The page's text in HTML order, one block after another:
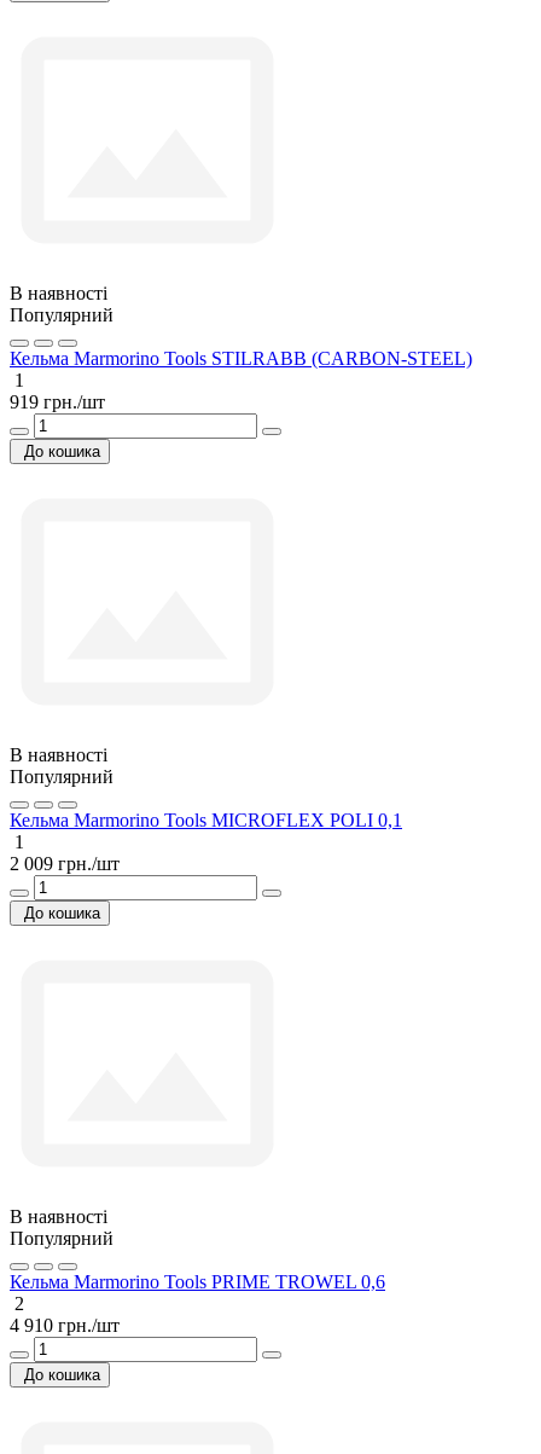
В наявності
Популярний
Кельма Marmorino Tools STILRABB (CARBON-STEEL)
1
919 грн./шт
До кошика
В наявності
Популярний
Кельма Marmorino Tools MICROFLEX POLI 0,1
1
2 009 грн./шт
До кошика
В наявності
Популярний
Кельма Marmorino Tools PRIME TROWEL 0,6
2
4 910 грн./шт
До кошика